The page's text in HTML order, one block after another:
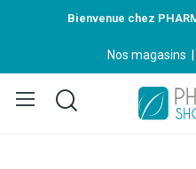
Bienvenue chez
Nos magasins